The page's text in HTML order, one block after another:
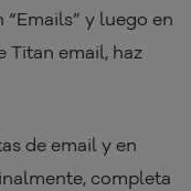
y luego en
Titan email, haz
de email y en
completa